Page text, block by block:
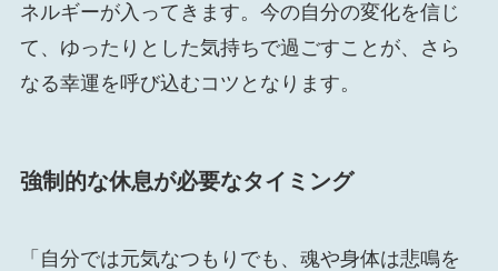
ネルギーが入ってきます。今の自分の変化を信じ
て、ゆったりとした気持ちで過ごすことが、さら
なる幸運を呼び込むコツとなります。
強制的な休息が必要なタイミング
「自分では元気なつもりでも、魂や身体は悲鳴を